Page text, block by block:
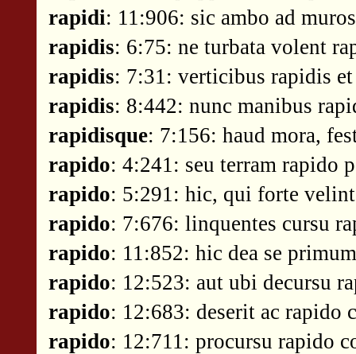
rapidi: 11:906: sic ambo ad
rapidis: 6:75: ne turbata volent
rapidis: 7:31: verticibus rapidis
rapidis: 8:442: nunc manibus
rapidisque: 7:156: haud mora,
rapido: 4:241: seu terram rapido
rapido: 5:291: hic, qui forte
rapido: 7:676: linquentes cursu
rapido: 11:852: hic dea se
rapido: 12:523: aut ubi decursu
rapido: 12:683: deserit ac rapido
rapido: 12:711: procursu rapido